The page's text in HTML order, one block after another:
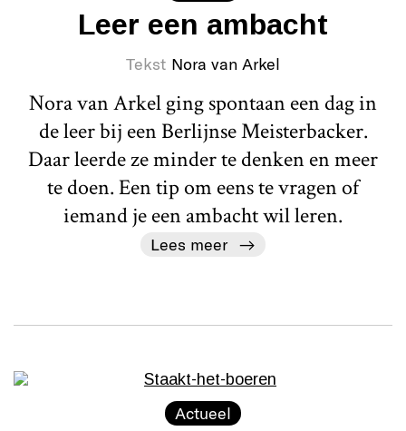
Leer een ambacht
Tekst Nora van Arkel
Nora van Arkel ging spontaan een dag in
de leer bij een Berlijnse Meisterbacker.
Daar leerde ze minder te denken en meer
te doen. Een tip om eens te vragen of
iemand je een ambacht wil leren.
Lees meer
Actueel